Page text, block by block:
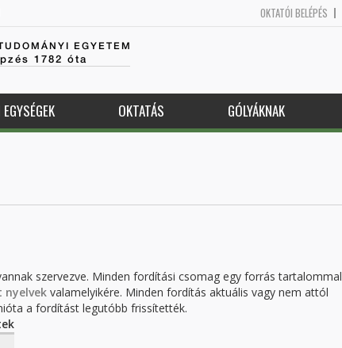
OKTATÓI BELÉPÉS
EGYETEM
1782 óta
OKTATÁS GÓLYÁKNAK
szervezve. Minden fordítási csomag egy forrás tartalommal
nyelvek valamelyikére. Minden fordítás aktuális vagy nem attól
a fordítást legutóbb frissítették.